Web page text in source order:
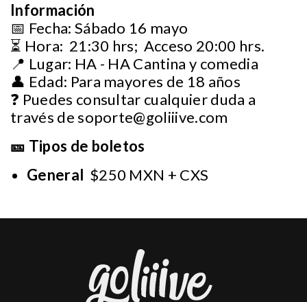
Información
📅 Fecha: Sábado 16 mayo
⏳ Hora: 21:30 hrs; Acceso 20:00 hrs.
📍 Lugar: HA - HA Cantina y comedia
👤 Edad: Para mayores de 18 años
❓ Puedes consultar cualquier duda a
través desoporte@goliiive.com
🎫 Tipos de boletos
General $250 MXN + CXS